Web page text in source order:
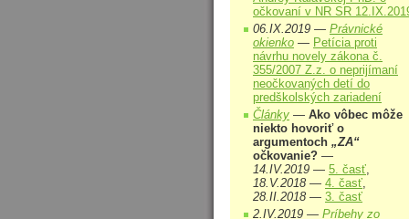
očkovaní v NR SR
06.IX.2019 — Právnické
okienko — Petícia proti
návrhu novely zákona č.
355/2007 Z.z. o neprijímaní
neočkovaných detí do
predškolských zariadení
Články — Ako vôbec môže
niekto hovoriť o
argumentoch „ZA“
očkovanie? —
14.IV.2019 — 5. časť,
18.V.2018 — 4. časť,
28.II.2018 — 3. časť
2.IV.2019 — Príbehy zo